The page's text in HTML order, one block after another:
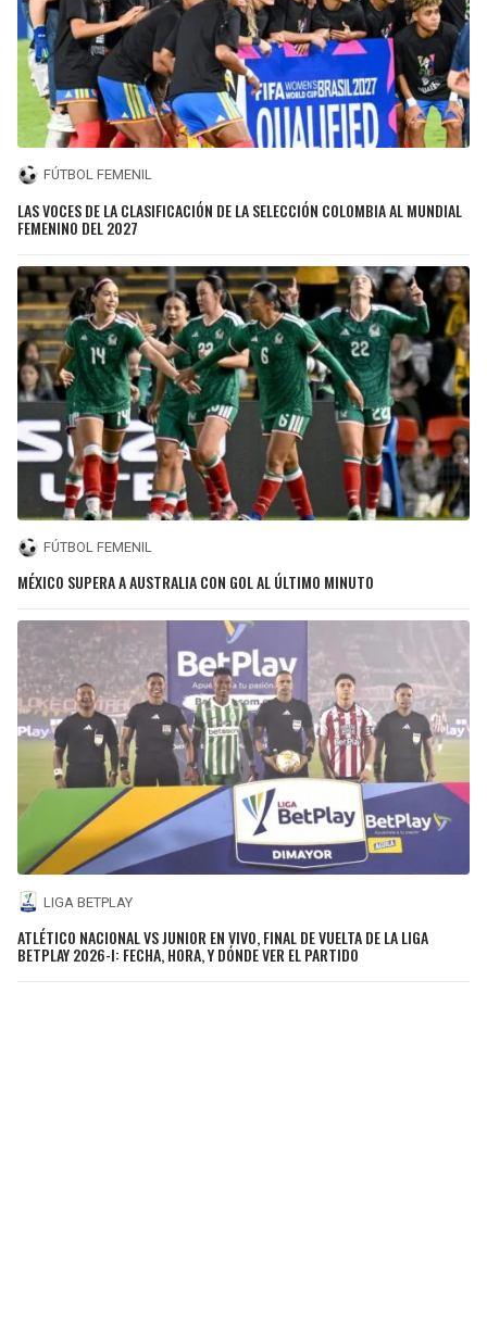
FÚTBOL FEMENIL
LAS VOCES DE LA CLASIFICACIÓN DE LA SELECCIÓN COLOMBIA AL MUNDIAL
FEMENINO DEL 2027
FÚTBOL FEMENIL
MÉXICO SUPERA A AUSTRALIA CON GOL AL ÚLTIMO MINUTO
LIGA BETPLAY
ATLÉTICO NACIONAL VS JUNIOR EN VIVO, FINAL DE VUELTA DE LA LIGA
BETPLAY 2026-I: FECHA, HORA, Y DÓNDE VER EL PARTIDO